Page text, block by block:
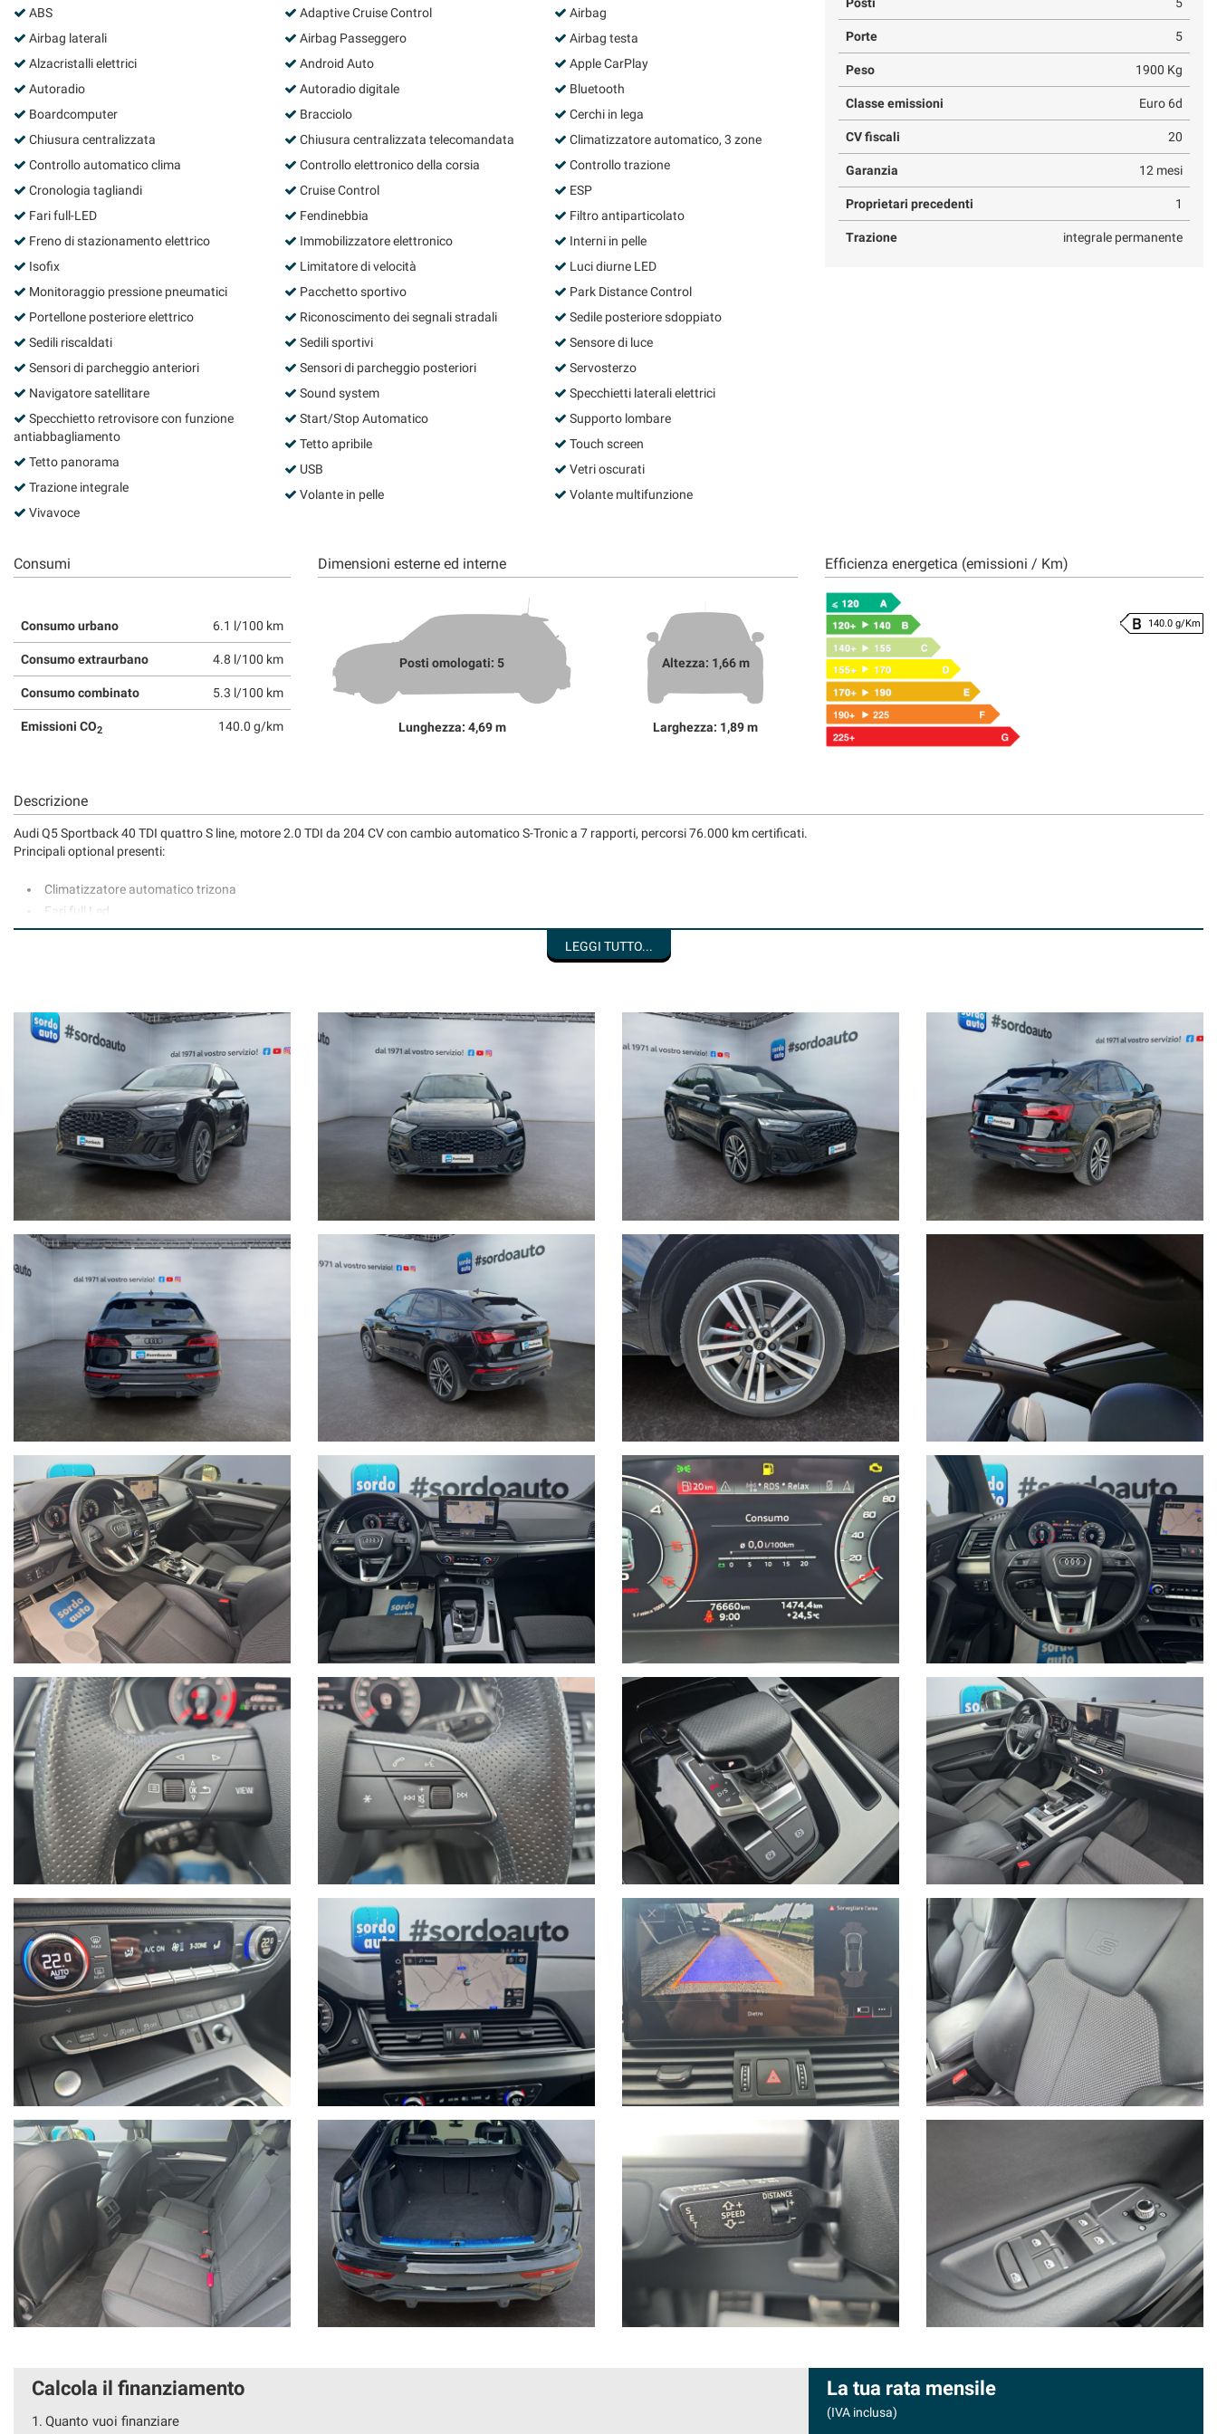
ABS
Airbag laterali
Alzacristalli elettrici
Autoradio
Boardcomputer
Chiusura centralizzata
Controllo automatico clima
Cronologia tagliandi
Fari full-LED
Freno di stazionamento elettrico
Isofix
Monitoraggio pressione pneumatici
Portellone posteriore elettrico
Sedili riscaldati
Sensori di parcheggio anteriori
Navigatore satellitare
Specchietto retrovisore con funzione
antiabbagliamento
Tetto panorama
Trazione integrale
Vivavoce
Adaptive Cruise Control
Airbag Passeggero
Android Auto
Autoradio digitale
Bracciolo
Chiusura centralizzata telecomandata
Controllo elettronico della corsia
Cruise Control
Fendinebbia
Immobilizzatore elettronico
Limitatore di velocità
Pacchetto sportivo
Riconoscimento dei segnali stradali
Sedili sportivi
Sensori di parcheggio posteriori
Sound system
Start/Stop Automatico
Tetto apribile
USB
Volante in pelle
Airbag
Airbag testa
Apple CarPlay
Bluetooth
Cerchi in lega
Climatizzatore automatico, 3 zone
Controllo trazione
ESP
Filtro antiparticolato
Interni in pelle
Luci diurne LED
Park Distance Control
Sedile posteriore sdoppiato
Sensore di luce
Servosterzo
Specchietti laterali elettrici
Supporto lombare
Touch screen
Vetri oscurati
Volante multifunzione
Porte 5
Peso 1900 Kg
Classe emissioni Euro 6d
CV fiscali 20
Garanzia 12 mesi
Proprietari precedenti 1
Trazione integrale permanente
Consumi
Consumo urbano 6.1 l/100 km
Consumo extraurbano 4.8 l/100 km
Consumo combinato 5.3 l/100 km
Emissioni CO2 140.0 g/km
Dimensioni esterne ed interne
Posti omologati: 5
Lunghezza: 4,69 m
Altezza: 1,66 m
Larghezza: 1,89 m
Efficienza energetica (emissioni / Km)
140.0 g/Km
Descrizione
Audi Q5 Sportback 40 TDI quattro S line, motore 2.0 TDI da 204 CV con cambio automatico S-Tronic a 7 rapporti, percorsi 76.000 km certificati.
Principali optional presenti:
Climatizzatore automatico trizona
Fari full Led
Tetto panoramico apribile
Sedili riscaldati
Cerchi in lega da 20"
Trazione integrale Quattro
Sensori di parcheggio anteriori e posteriori
Apertura baule elettrica
Interno S-Line
Volante multifunzione
Vettura in ottime condizioni, UNICO PROPRIETARIO
, regolarmente tagliandata presso la nostra officina, no fumatore, mai urtata, disponibile presso la nostra sede.
Finanziamenti personalizzati in sede con le migliori condizioni del mercato, con anticipo
ZEROe dilazionabili fino a 96 mensilità.
Servizi Post-Vendita :
° Garanzia Europea 12 mesi inclusa
° Possibilità di estensione fino a 24 mesi
° Soccorso stradale h24 in tutta europa 365 giorni all'anno
° Assicurazioni integrative per la salvaguardia e protezione del veicolo
Al fine di non incombere in spiacevoli equivoci, è sempre bene accertarsi della correttezza dei dati e della disponibilità del mezzo tramite contatto telefonico.
LEGGI TUTTO...
Calcola il finanziamento
1. Quanto vuoi finanziare
La tua rata mensile
(IVA inclusa)
questi
strumenti
tracciamento
si
rimanda
cookie
policy.
rivedere
e
modificare
tue
scelte
qualsiasi
momento.
Cookie analitici